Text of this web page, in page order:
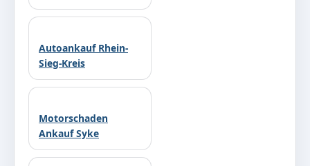
Autoankauf Rhein-
Sieg-Kreis
Motorschaden
Ankauf Syke